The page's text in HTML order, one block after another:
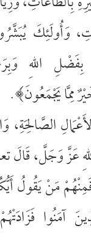
وَأُولَئِكَ
اللهِ
مِمَّا يَجْمَعُونَ﴾.
الصَّالِحَةِ،
عَزَّ وَجَلَّ، قَالَ
مَنْ يَقُولُ
آمَنُوا